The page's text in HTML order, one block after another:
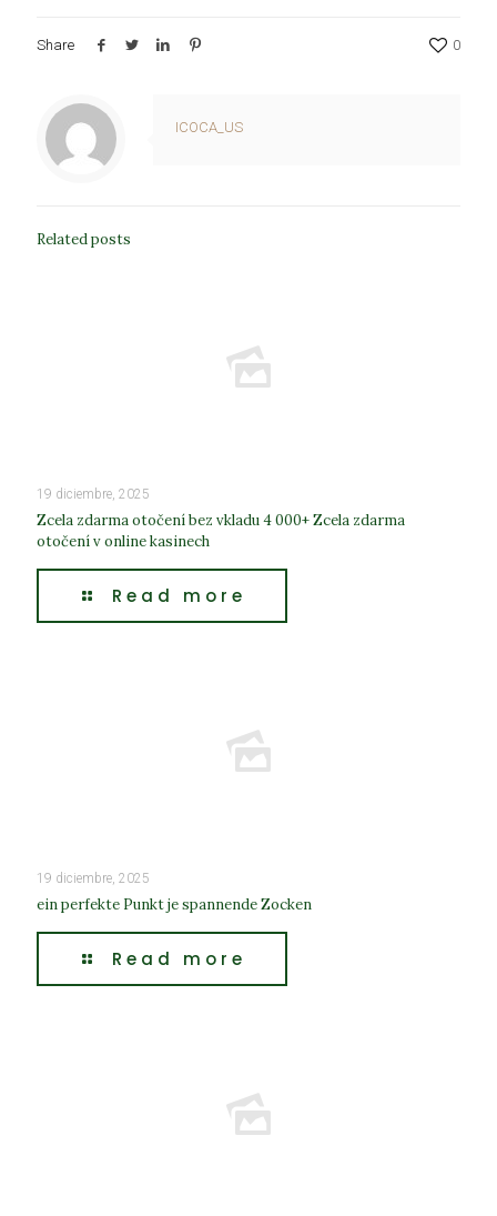
Share 0
ICOCA_US
Related posts
19 diciembre, 2025
Zcela zdarma otočení bez vkladu 4 000+ Zcela zdarma
otočení v online kasinech
Read more
19 diciembre, 2025
ein perfekte Punkt je spannende Zocken
Read more